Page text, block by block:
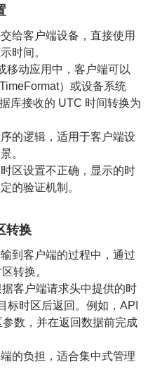
给客户端设备，直接使用
时间。
移动应用中，客户端可以
）或设备系统
库接收的 UTC 时间转换为
的逻辑，适用于客户端设
。
区设置不正确，显示的时
的验证机制。
转换
到客户端的过程中，通过
转换。
据客户端请求头中提供的时
标时区后返回。例如，API
数，并在返回数据前完成
的负担，适合集中式管理